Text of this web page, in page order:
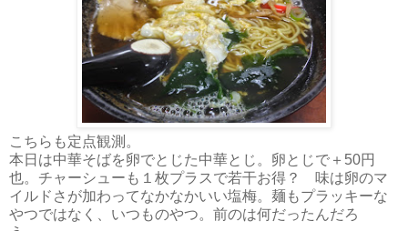
こちらも定点観測。
本日は中華そばを卵でとじた中華とじ。卵とじで＋50円
也。チャーシューも１枚プラスで若干お得？ 味は卵のマ
イルドさが加わってなかなかいい塩梅。麺もプラッキーな
やつではなく、いつものやつ。前のは何だったんだろ